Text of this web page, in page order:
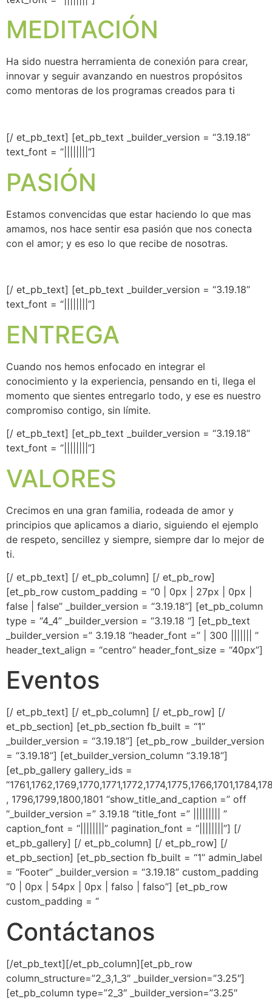
MEDITACIÓN
Ha sido nuestra herramienta de conexión para crear,
innovar y seguir avanzando en nuestros propósitos
como mentoras de los programas creados para ti
[/ et_pb_text] [et_pb_text _builder_version = “3.19.18”
text_font = “||||||||”]
PASIÓN
Estamos convencidas que estar haciendo lo que mas
amamos, nos hace sentir esa pasión que nos conecta
con el amor; y es eso lo que recibe de nosotras.
[/ et_pb_text] [et_pb_text _builder_version = “3.19.18”
text_font = “||||||||”]
ENTREGA
Cuando nos hemos enfocado en integrar el
conocimiento y la experiencia, pensando en ti, llega el
momento que sientes entregarlo todo, y ese es nuestro
compromiso contigo, sin límite.
[/ et_pb_text] [et_pb_text _builder_version = “3.19.18”
text_font = “||||||||”]
VALORES
Crecimos en una gran familia, rodeada de amor y
principios que aplicamos a diario, siguiendo el ejemplo
de respeto, sencillez y siempre, siempre dar lo mejor de
ti.
[/ et_pb_text] [/ et_pb_column] [/ et_pb_row]
[et_pb_row custom_padding = “0 | 0px | 27px | 0px |
false | false” _builder_version = “3.19.18”] [et_pb_column
type = “4_4” _builder_version = “3.19.18 “] [et_pb_text
_builder_version =” 3.19.18 “header_font =” | 300 ||||||| ”
header_text_align = “centro” header_font_size = “40px”]
Eventos
[/ et_pb_text] [/ et_pb_column] [/ et_pb_row] [/
et_pb_section] [et_pb_section fb_built = “1”
_builder_version = “3.19.18”] [et_pb_row _builder_version
= “3.19.18”] [et_builder_version_column “3.19.18”]
[et_pb_gallery gallery_ids =
, 1796,1799,1800,1801 “show_title_and_caption =” off
“_builder_version =” 3.19.18 “title_font =” ||||||||| ”
caption_font = “||||||||” pagination_font = “||||||||”] [/
et_pb_gallery] [/ et_pb_column] [/ et_pb_row] [/
et_pb_section] [et_pb_section fb_built = “1” admin_label
= “Footer” _builder_version = “3.19.18” custom_padding
“0 | 0px | 54px | 0px | falso | falso”] [et_pb_row
custom_padding = “
Contáctanos
[/et_pb_text][/et_pb_column][et_pb_row
column_structure=”2_3,1_3″ _builder_version=”3.25″]
[et_pb_column type=”2_3″ _builder_version=”3.25″